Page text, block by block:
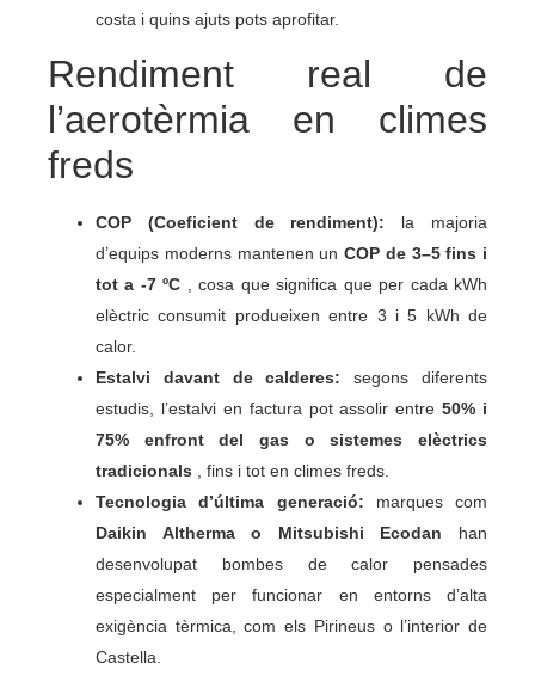
costa i quins ajuts pots aprofitar.
Rendiment real de
l’aerotèrmia en climes
freds
COP (Coeficient de rendiment): la majoria
d’equips moderns mantenen un COP de 3–5 fins i
tot a -7 ºC , cosa que significa que per cada kWh
elèctric consumit produeixen entre 3 i 5 kWh de
calor.
Estalvi davant de calderes: segons diferents
estudis, l’estalvi en factura pot assolir entre50% i
75% enfront del gas o sistemes elèctrics
tradicionals , fins i tot en climes freds.
Tecnologia d’última generació: marques com
Daikin Altherma o Mitsubishi Ecodan han
desenvolupat bombes de calor pensades
especialment per funcionar en entorns d’alta
exigència tèrmica, com els Pirineus o l’interior de
Castella.